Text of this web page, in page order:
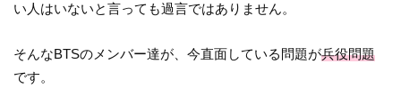
い人はいないと言っても過言ではありません。
そんなBTSのメンバー達が、今直面している問題が兵役問題
です。